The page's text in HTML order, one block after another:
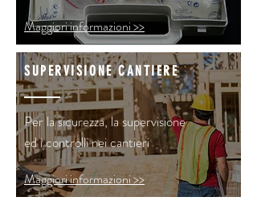
Maggiori informazioni >>
SUPERVISIONE CANTIERE
Per la sicurezza, la supervisione
ed i controlli nei cantieri
Maggiori informazioni >>